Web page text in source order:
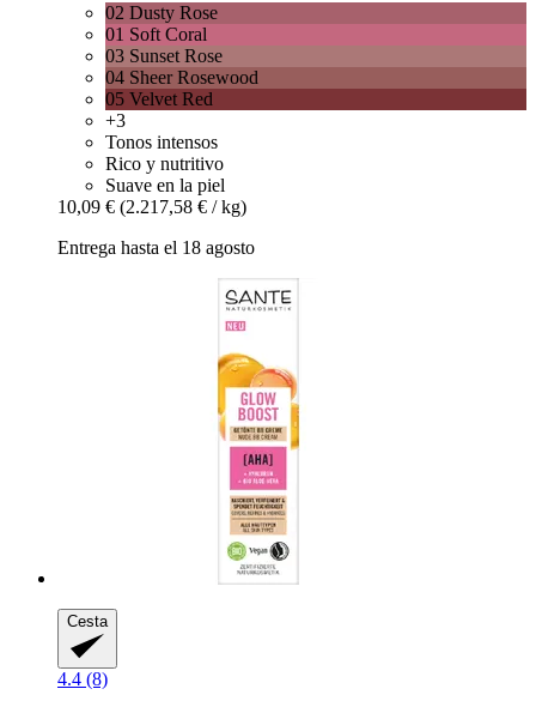
02 Dusty Rose
01 Soft Coral
03 Sunset Rose
04 Sheer Rosewood
05 Velvet Red
+3
Tonos intensos
Rico y nutritivo
Suave en la piel
10,09 € (2.217,58 € / kg)
Entrega hasta el 18 agosto
Cesta
4.4 (8)